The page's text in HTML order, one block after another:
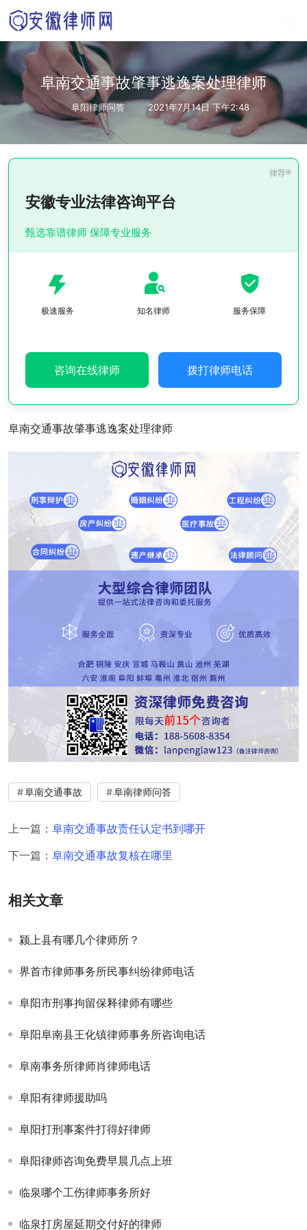
阜南交通事故肇事逃逸案处理律师
阜阳律师问答 2021年7月14日 下午2:48
安徽专业法律咨询平台
甄选靠谱律师 保障专业服务
极速服务 知名律师 服务保障
咨询在线律师 拨打律师电话
阜南交通事故肇事逃逸案处理律师
阜南交通事故 阜南律师问答
上一篇： 阜南交通事故责任认定书到哪开
下一篇： 阜南交通事故复核在哪里
相关文章
颍上县有哪几个律师所？
界首市律师事务所民事纠纷律师电话
阜阳市刑事拘留保释律师有哪些
阜阳阜南县王化镇律师事务所咨询电话
阜南事务所律师肖律师电话
阜阳有律师援助吗
阜阳打刑事案件打得好律师
阜阳律师咨询免费早晨几点上班
临泉哪个工伤律师事务所好
临泉打房屋延期交付好的律师